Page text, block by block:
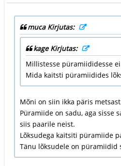
muca Kirjutas:
kage Kirjutas:
Millistesse püramiididesse
Mida kaitsti püramiidides
Mõni on siin ikka päris
Püramiide on sadu, aga sisse
siis paarile neist.
Lõksudega kaitsiti püramiide
Tänu lõksudele on püramiidid